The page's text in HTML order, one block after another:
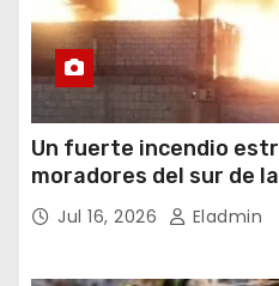
Un fuerte incendio
moradores del sur de
noche del miércoles 15
Jul 16, 2026 Eladmin